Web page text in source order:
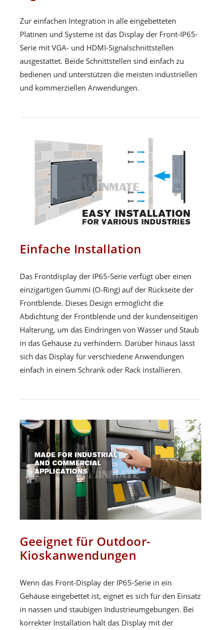
Zur einfachen Integration in alle eingebetteten
Platinen und Systeme ist das Display der Front-IP65-
Serie mit VGA- und HDMI-Signalschnittstellen
ausgestattet. Beide Schnittstellen sind einfach zu
bedienen und unterstützen die meisten industriellen
und kommerziellen Anwendungen.
Einfache Installation
Das Frontdisplay der IP65-Serie verfügt über einen
einzigartigen Gummi (O-Ring) auf der Rückseite der
Frontblende. Dieses Design ermöglicht die
Abdichtung der Frontblende und der kundenseitigen
Halterung, um das Eindringen von Wasser und Staub
in das Gehäuse zu verhindern. Darüber hinaus lässt
sich das Display für verschiedene Anwendungen
einfach in einem Schrank oder Rack installieren.
Geeignet für Outdoor-
Kioskanwendungen
Wenn das Front-Display der IP65-Serie in ein
Gehäuse eingebettet ist, eignet es sich für den Einsatz
in nassen und staubigen Industrieumgebungen. Bei
korrekter Installation hält das Display mit der